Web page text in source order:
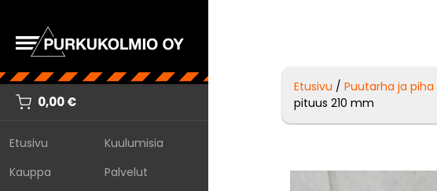
0,00€
Etusivu
Kuulumisia
Kauppa
Palvelut
Etusivu /Puutarha ja piha
pituus 210 mm